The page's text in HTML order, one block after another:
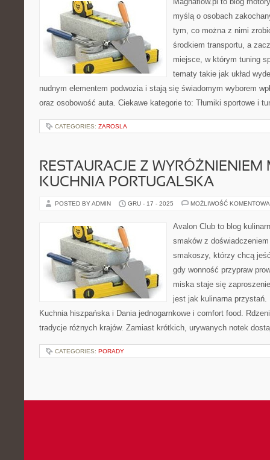
myślą o osobach
tym, co można z nimi
środkiem transportu, a
miejsce, w którym tuning
tematy takie jak układ
nudnym elementem podwozia i stają się świadomym wyborem
oraz osobowość auta. Ciekawe kategorie to: Tłumiki sportowe i
CATEGORIES: ZAROSLA
RESTAURACJE Z WYRÓŻNIENIEM
KUCHNIA PORTUGALSKA
POSTED BY ADMIN GRU - 17 - 2025 MOŻLIWOŚĆ
Avalon Club to blog
smaków z
smakoszy, którzy chcą
gdy wonność przypraw
miska staje się
jest jak kulinarna
Kuchnia hiszpańska i Dania jednogarnkowe i comfort food.
tradycje różnych krajów. Zamiast krótkich, urywanych notek
CATEGORIES: PORADY